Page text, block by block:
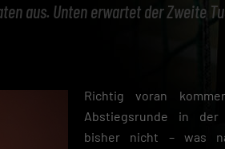
aus. Unten erwartet der Zweite
Richtig voran
Abstiegsrunde in der
bisher nicht – was